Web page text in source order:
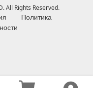
All Rights Reserved.
Политика